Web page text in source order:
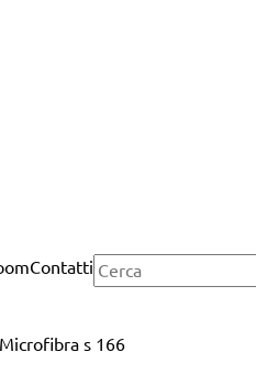
Contatti
Microfibra s 166